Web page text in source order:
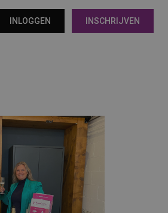
INLOGGEN INSCHRIJVEN